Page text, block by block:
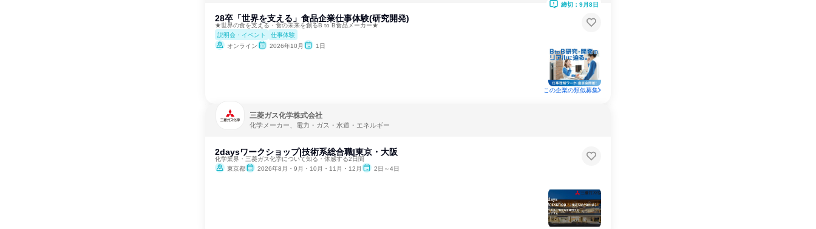
28卒「世界を支える」食品企業仕事体験(研究開発)
★世界の食を支える・食の未来を創るB to B食品メーカー★
説明会・イベント
仕事体験
オンライン
2026年10月 1日
締切：9月8日
この企業の類似募集
三菱ガス化学株式会社
化学メーカー、電力・ガス・水道・エネルギー
2daysワークショップ|技術系総合職|東京・大阪
化学業界・三菱ガス化学について知る・体感する2日間
東京都
2026年8月・9月・10月・11月・12月 2日～4日